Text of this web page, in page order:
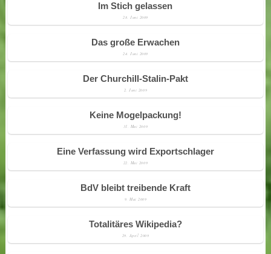
Im Stich gelassen
28. Juni 2009
Das große Erwachen
24. Juni 2009
Der Churchill-Stalin-Pakt
2. Juni 2009
Keine Mogelpackung!
31. Mai 2009
Eine Verfassung wird Exportschlager
22. Mai 2009
BdV bleibt treibende Kraft
9. Mai 2009
Totalitäres Wikipedia?
29. April 2009